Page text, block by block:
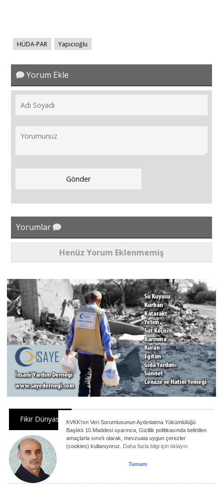
KVKK'nın Veri Sorumlusunun Aydınlatma Yükümlülüğü
Başlıklı 10.Maddesi uyarınca, Gizlilik politikasında belirtilen
amaçlarla sınırlı olarak, mevzuata uygun çerezler
(cookies) kullanıyoruz. Daha fazla bilgi için tıklayın
Tamam
HÜDA-PAR Yapıcıoğlu
Yorum Ekle
Yorumlar
Henüz Yorum Eklenmemiş
Fikir Dünyası
YENİ BİR MEDENİYET İNŞA EDEBİLİR
MİYİZ?